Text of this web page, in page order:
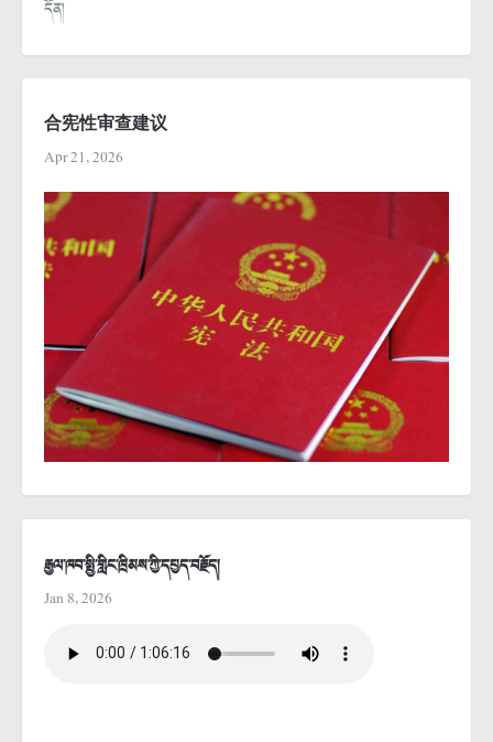
དོན།
合宪性审查建议
Apr 21, 2026
རྒྱལ་ཁབ་སྤྱི་གླིང་ཁྲིམས་ཀྱི་དཔྱད་བརྗོད།
Jan 8, 2026